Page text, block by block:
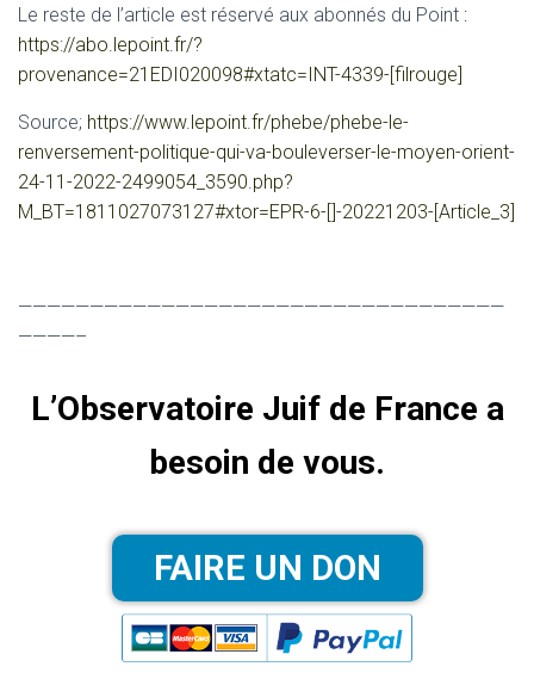
Le reste de l’article est réservé aux abonnés du Point :
https://abo.lepoint.fr/?
provenance=21EDI020098#xtatc=INT-4339-[filrouge]
Source; https://www.lepoint.fr/phebe/phebe-le-
renversement-politique-qui-va-bouleverser-le-moyen-orient-
24-11-2022-2499054_3590.php?
M_BT=1811027073127#xtor=EPR-6-[]-20221203-[Article_3]
——————————————————————————————————
————–
L’Observatoire Juif de France a
besoin de vous.